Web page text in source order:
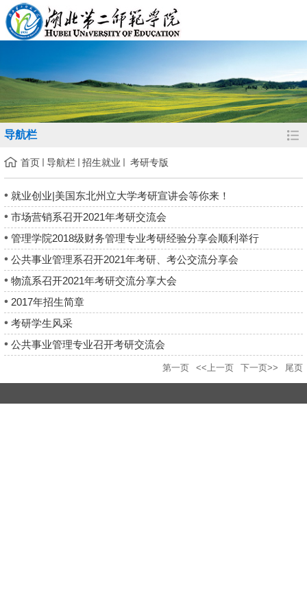
导航栏
首页 导航栏 招生就业 考研专版
就业创业|美国东北州立大学考研宣讲会等你来！
市场营销系召开2021年考研交流会
管理学院2018级财务管理专业考研经验分享会顺利举行
公共事业管理系召开2021年考研、考公交流分享会
物流系召开2021年考研交流分享大会
2017年招生简章
考研学生风采
公共事业管理专业召开考研交流会
第一页 <<上一页 下一页>> 尾页